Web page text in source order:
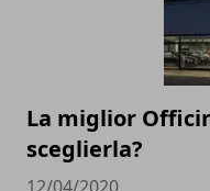
La miglior
sceglierla?